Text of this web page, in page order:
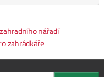
lopatku
oceli
nářadí
zahrádkáře